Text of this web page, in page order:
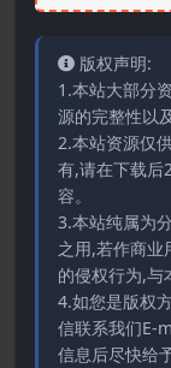
版权声明:
1.本站大部分
源的完整性以
2.本站资源仅
有,请在下载后
容。
3.本站纯属为
之用,若作商业
的侵权行为,与
4.如您是版权
信联系我们E-
信息后尽快给